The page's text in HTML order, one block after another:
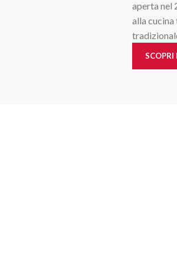
aperta nel
alla cucina
SCOPRI